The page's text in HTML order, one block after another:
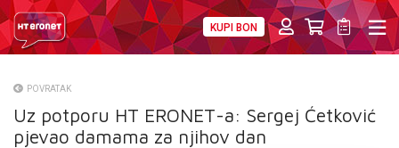
KUPI BON
O NAMA
POVRATAK
Uz potporu HT ERONET-a: Sergej Ćetković
pjevao damama za njihov dan